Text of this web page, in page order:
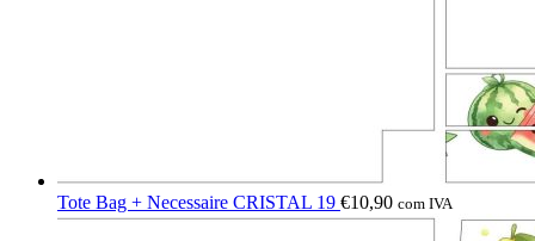
Tote Bag + Necessaire CRISTAL 19 €10,90 com IVA